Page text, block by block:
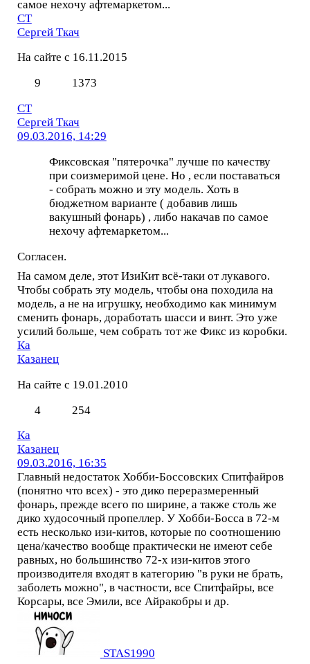
самое нехочу афтемаркетом...
СТ
Сергей Ткач
На сайте с 16.11.2015
9
1373
СТ
Сергей Ткач
09.03.2016, 14:29
Фиксовская "пятерочка" лучше по качеству
при соизмеримой цене. Но , если поставаться
- собрать можно и эту модель. Хоть в
бюджетном варианте ( добавив лишь
вакушный фонарь) , либо накачав по самое
нехочу афтемаркетом...
Согласен.
На самом деле, этот ИзиКит всё-таки от лукавого.
Чтобы собрать эту модель, чтобы она походила на
модель, а не на игрушку, необходимо как минимум
сменить фонарь, доработать шасси и винт. Это уже
усилий больше, чем собрать тот же Фикс из коробки.
Ка
Казанец
На сайте с 19.01.2010
4
254
Ка
Казанец
09.03.2016, 16:35
Главный недостаток Хобби-Боссовских Спитфайров
(понятно что всех) - это дико переразмеренный
фонарь, прежде всего по ширине, а также столь же
дико худосочный пропеллер. У Хобби-Босса в 72-м
есть несколько изи-китов, которые по соотношению
цена/качество вообще практически не имеют себе
равных, но большинство 72-х изи-китов этого
производителя входят в категорию "в руки не брать,
заболеть можно", в частности, все Спитфайры, все
Корсары, все Эмили, все Айракобры и др.
STAS1990